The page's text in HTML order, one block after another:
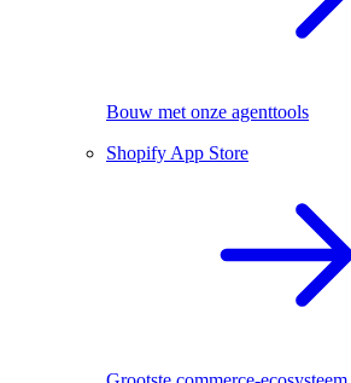
Bouw met onze agenttools
Shopify App Store